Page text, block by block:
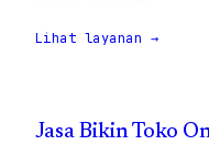
Lihat layanan →
Jasa Bikin Toko